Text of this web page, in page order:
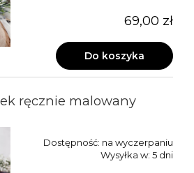
69,00 zł
Do koszyka
ręcznie malowany
Dostępność: na wyczerpaniu
Wysyłka w: 5 dni